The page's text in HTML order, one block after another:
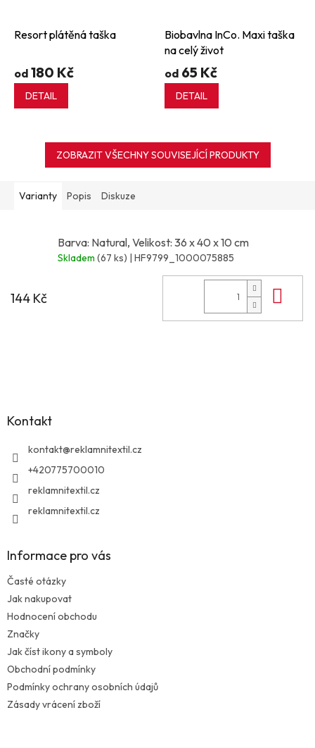
Resort plátěná taška
od 180 Kč
DETAIL
Biobavlna InCo. Maxi taška
na celý život
od 65 Kč
DETAIL
ZOBRAZIT VŠECHNY SOUVISEJÍCÍ PRODUKTY
Varianty Popis Diskuze
Barva: Natural, Velikost: 36 x 40 x 10 cm
Skladem (67 ks) | HF9799_1000075885
144 Kč
Kontakt
kontakt@reklamnitextil.cz
+420775700010
reklamnitextil.cz
reklamnitextil.cz
Informace pro vás
Časté otázky
Jak nakupovat
Hodnocení obchodu
Značky
Jak číst ikony a symboly
Obchodní podmínky
Podmínky ochrany osobních údajů
Zásady vrácení zboží